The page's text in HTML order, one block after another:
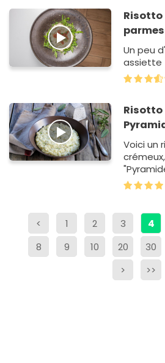
Risotto
Un peu
assiette
Risotto
Voici un
(AOC).
< 1 2 3 4
8
9 10 20 30
>
>>